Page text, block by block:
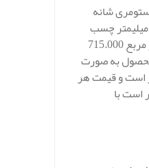
شانه
تخم مرغی صوتی 25 میلیمتر چسب
دار مسلح در هر متر مربع 715.000
به صورت
هر رول 6 متر است و قیمت هر
است با